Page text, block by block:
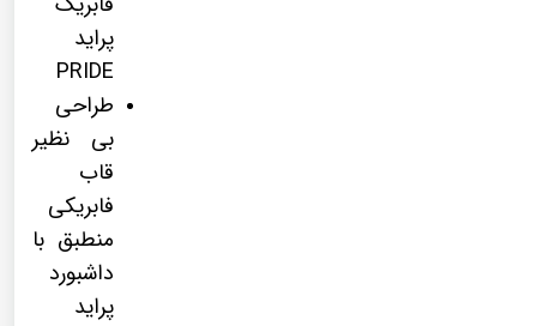
پراید
PRIDE
طراحی
بی نظیر
قاب
فابریکی
منطبق با
داشبورد
پراید